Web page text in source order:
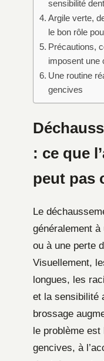
sensibilité
Argile verte,
le bon rôle
Précautions,
imposent une
Une routine
gencives
: ce que
peut pas
Le
généralement
ou à une perte
Visuellement,
longues, les
et la sensibilité
brossage
le problème est
gencives, à